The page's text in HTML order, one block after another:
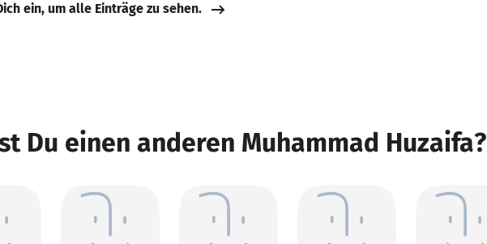
ein, um alle Einträge zu sehen.
Du einen anderen Muhammad Huzaifa?